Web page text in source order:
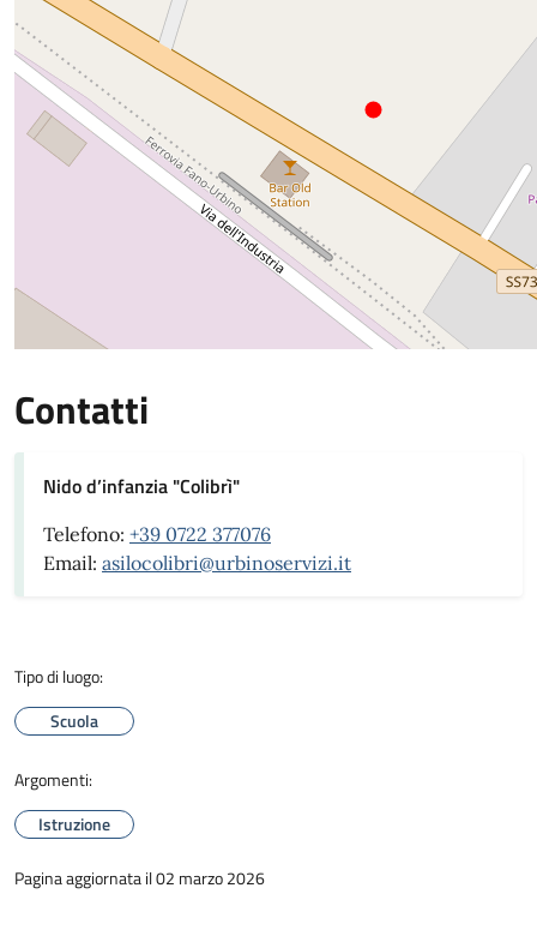
Contatti
Nido d’infanzia "Colibrì"
Telefono: +39 0722 377076
Email: asilocolibri@urbinoservizi.it
Tipo di luogo:
Scuola
Argomenti:
Istruzione
Pagina aggiornata il 02 marzo 2026